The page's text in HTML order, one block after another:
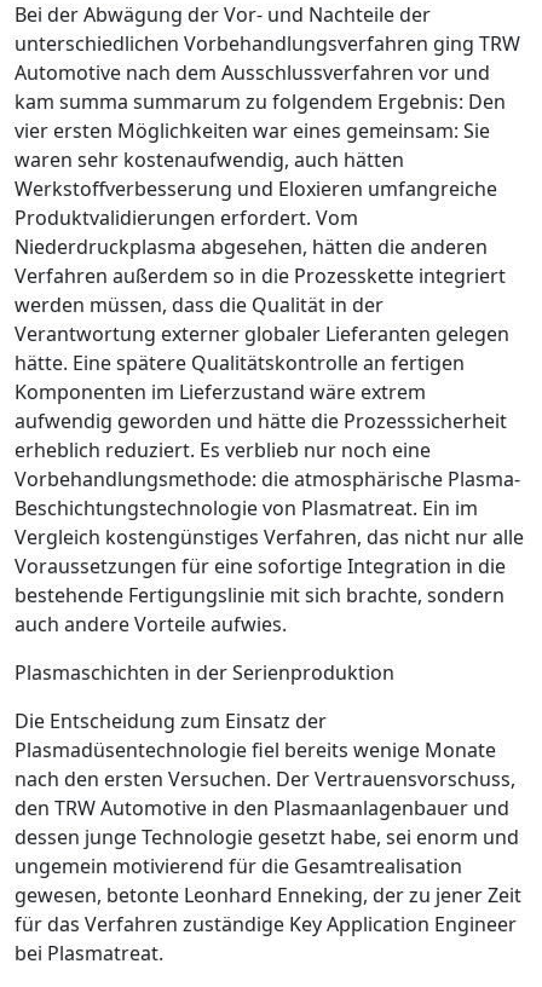
Bei der Abwägung der Vor- und ­Nachteile der
unterschiedlichen Vorbehandlungsverfahren ging TRW
Automotive nach dem Ausschlussverfahren vor und
kam summa summarum zu folgendem Ergebnis: Den
vier ersten Möglichkeiten war eines ­gemeinsam: Sie
waren sehr kostenaufwendig, auch hätten
Werkstoffverbesserung und ­Eloxieren umfangreiche
Produktvalidierungen ­erfordert. Vom
Niederdruckplasma abgesehen, ­hätten die anderen
Verfahren außerdem so in die Prozesskette integriert
werden müssen, dass die Qualität in der
Verantwortung ­externer globaler Lieferanten gelegen
hätte. Eine spätere Qualitätskontrolle an fertigen
Komponenten im Lieferzustand wäre extrem
aufwendig geworden und hätte die Prozesssicherheit
erheblich reduziert. Es verblieb nur noch eine
Vorbehandlungsmethode: die ­atmosphärische Plasma-
Beschichtungstechnologie von Plasmatreat. Ein im
Vergleich kostengünstiges Verfahren, das nicht nur alle
Voraussetzungen für eine sofortige Integra­tion in die
bestehende Fertigungslinie mit sich brachte, sondern
auch andere Vorteile aufwies.
Plasmaschichten in der ­Serienproduktion
Die Entscheidung zum Einsatz der
Plasmadüsentechnologie fiel bereits wenige Monate
nach den ersten Versuchen. Der Vertrauensvorschuss,
den TRW Automotive in den Plasmaanlagenbauer und
dessen junge Technologie gesetzt habe, sei enorm und
ungemein motivierend für die Gesamtrealisation
gewesen, betonte Leonhard Enneking, der zu jener Zeit
für das Verfahren zuständige Key Application Engineer
bei Plasmatreat.